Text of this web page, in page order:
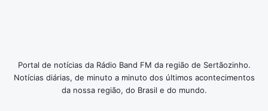
Portal de notícias da Rádio Band FM da região de Sertãozinho.
Notícias diárias, de minuto a minuto dos últimos acontecimentos
da nossa região, do Brasil e do mundo.